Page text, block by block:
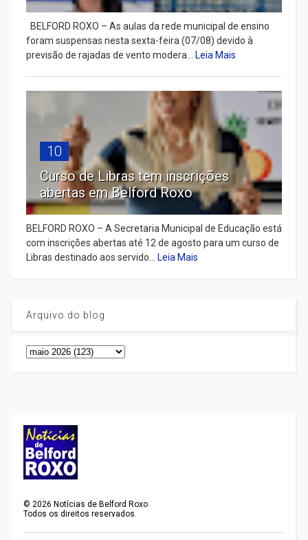
BELFORD ROXO – As aulas da rede municipal de ensino
foram suspensas nesta sexta-feira (07/08) devido à
previsão de rajadas de vento modera... Leia Mais
10
Curso de Libras tem inscrições
abertas em Belford Roxo
BELFORD ROXO – A Secretaria Municipal de Educação está
com inscrições abertas até 12 de agosto para um curso de
Libras destinado aos servido... Leia Mais
Arquivo do blog
© 2026 Notícias de Belford Roxo
Todos os direitos reservados.